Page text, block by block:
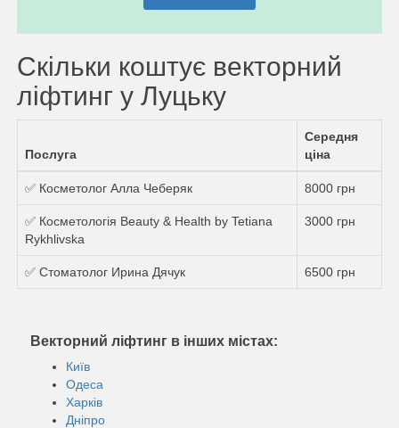
Скільки коштує векторний
ліфтинг у Луцьку
Послуга
Середня
ціна
✅ Косметолог Алла Чеберяк 8000 грн
✅ Косметологія Beauty & Health by Tetiana
Rykhlivska
3000 грн
✅ Стоматолог Ирина Дячук 6500 грн
Векторний ліфтинг в інших містах:
Київ
Одеса
Харків
Дніпро